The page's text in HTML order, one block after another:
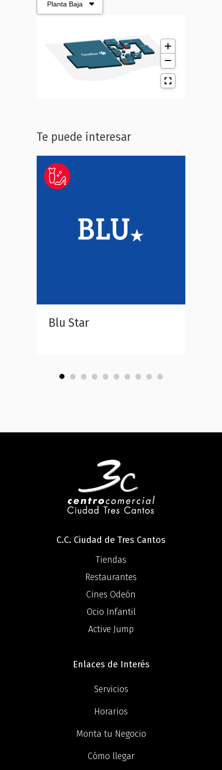
Te puede interesar
Blu Star
DECIMAS
C.C. Ciudad de Tres Cantos
Tiendas
Restaurantes
Cines Odeón
Ocio Infantil
Active Jump
Enlaces de Interés
Servicios
Horarios
Monta tu Negocio
Cómo llegar